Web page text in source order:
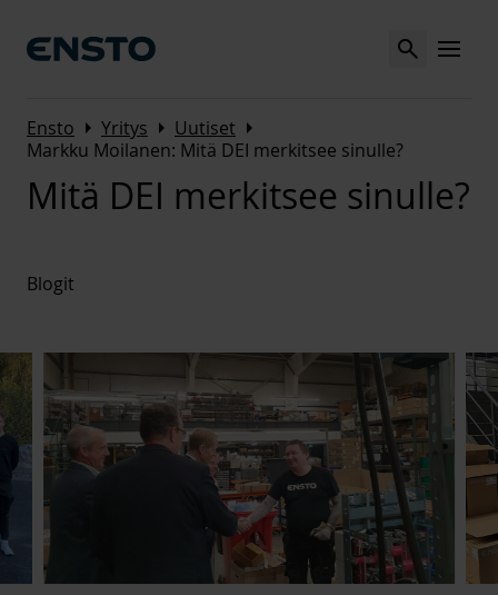
Search MENU
Ensto Arrow_right Yritys Arrow_right Uutiset Arrow_right
Markku Moilanen: Mitä DEI merkitsee sinulle?
Mitä DEI merkitsee sinulle?
Blogit